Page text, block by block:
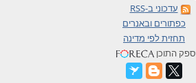
עדכוני ב-RSS
כפתורים ובאנרים
תחזית לפי מדינה
ספק התוכן